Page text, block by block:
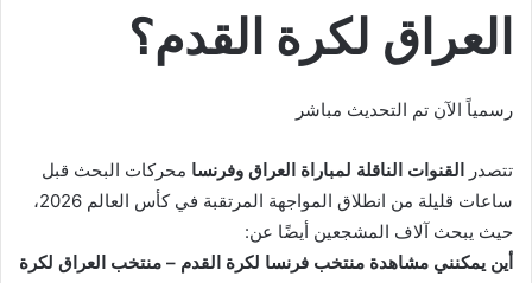
العراق لكرة القدم؟
رسمياً الآن تم التحديث مباشر
تتصدر القنوات الناقلة لمباراة العراق وفرنسا محركات البحث قبل
ساعات قليلة من انطلاق المواجهة المرتقبة في كأس العالم 2026،
حيث يبحث آلاف المشجعين أيضًا عن:
أين يمكنني مشاهدة منتخب فرنسا لكرة القدم – منتخب العراق لكرة